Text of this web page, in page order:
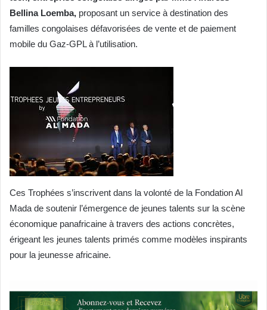
Bellina Loemba, proposant un service à destination des
familles congolaises défavorisées de vente et de paiement
mobile du Gaz-GPL à l’utilisation.
Ces Trophées s’inscrivent dans la volonté de la Fondation Al
Mada de soutenir l’émergence de jeunes talents sur la scène
économique panafricaine à travers des actions concrètes,
érigeant les jeunes talents primés comme modèles inspirants
pour la jeunesse africaine.